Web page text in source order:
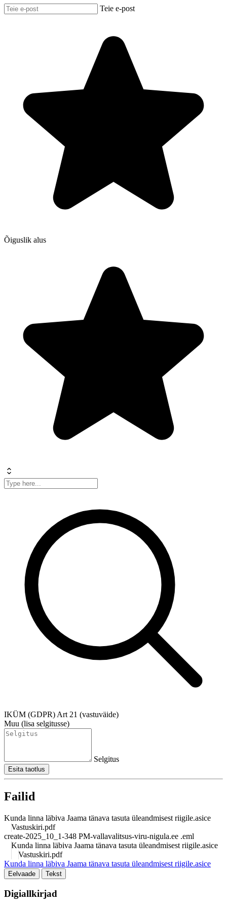
Teie e-post
Õiguslik alus
IKÜM (GDPR) Art 21 (vastuväide)
Muu (lisa selgitusse)
Selgitus
Esita taotlus
Failid
Kunda linna läbiva Jaama tänava tasuta üleandmisest riigile.asice
Vastuskiri.pdf
create-2025_10_1-348 PM-vallavalitsus-viru-nigula.ee .eml
Kunda linna läbiva Jaama tänava tasuta üleandmisest riigile.asice
Vastuskiri.pdf
Kunda linna läbiva Jaama tänava tasuta üleandmisest riigile.asice
Eelvaade Tekst
Digiallkirjad